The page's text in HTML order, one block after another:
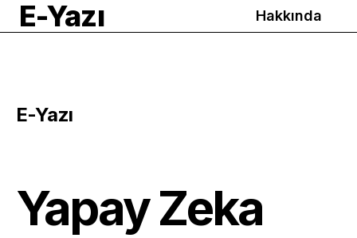
E-Yazı Hakkında
E-Yazı
Yapay Zeka